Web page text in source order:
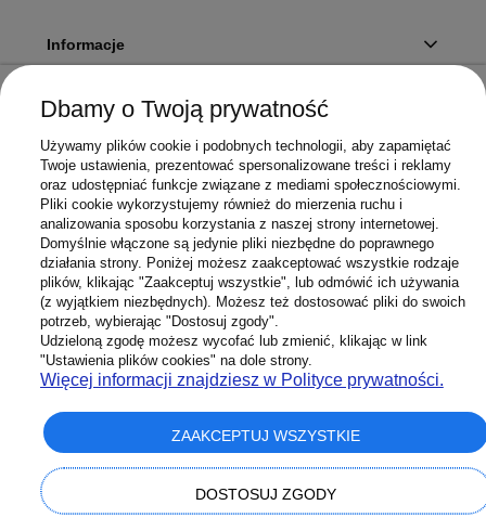
Informacje
Twoje konto
Sklep
Infolinia: 603 658 272
Mail:Sklep@Superbateria.pl
(pon-pt 8:00-15:30)
Dbamy o Twoją prywatność
Używamy plików cookie i podobnych technologii, aby zapamiętać
Twoje ustawienia, prezentować spersonalizowane treści i reklamy
oraz udostępniać funkcje związane z mediami społecznościowymi.
Pliki cookie wykorzystujemy również do mierzenia ruchu i
analizowania sposobu korzystania z naszej strony internetowej.
Domyślnie włączone są jedynie pliki niezbędne do poprawnego
działania strony. Poniżej możesz zaakceptować wszystkie rodzaje
plików, klikając "Zaakceptuj wszystkie", lub odmówić ich używania
(z wyjątkiem niezbędnych). Możesz też dostosować pliki do swoich
potrzeb, wybierając "Dostosuj zgody".
Udzieloną zgodę możesz wycofać lub zmienić, klikając w link
"Ustawienia plików cookies" na dole strony.
Więcej informacji znajdziesz w Polityce prywatności.
ZAAKCEPTUJ WSZYSTKIE
DOSTOSUJ ZGODY